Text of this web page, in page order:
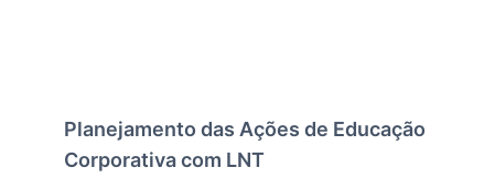
Planejamento das Ações de Educação
Corporativa com LNT